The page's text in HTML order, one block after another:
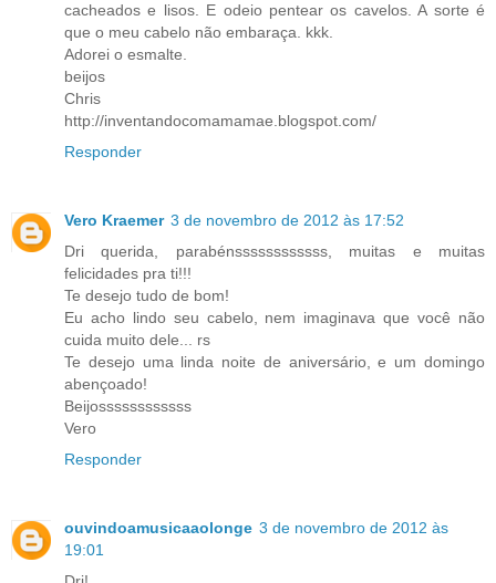
cacheados e lisos. E odeio pentear os cavelos. A sorte é
que o meu cabelo não embaraça. kkk.
Adorei o esmalte.
beijos
Chris
http://inventandocomamamae.blogspot.com/
Responder
Vero Kraemer 3 de novembro de 2012 às 17:52
Dri querida, parabénssssssssssss, muitas e muitas
felicidades pra ti!!!
Te desejo tudo de bom!
Eu acho lindo seu cabelo, nem imaginava que você não
cuida muito dele... rs
Te desejo uma linda noite de aniversário, e um domingo
abençoado!
Beijossssssssssss
Vero
Responder
ouvindoamusicaaolonge 3 de novembro de 2012 às
19:01